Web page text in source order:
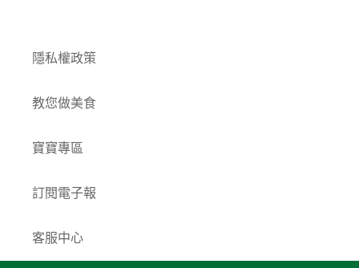
隱私權政策
教您做美食
寶寶專區
訂閱電子報
客服中心